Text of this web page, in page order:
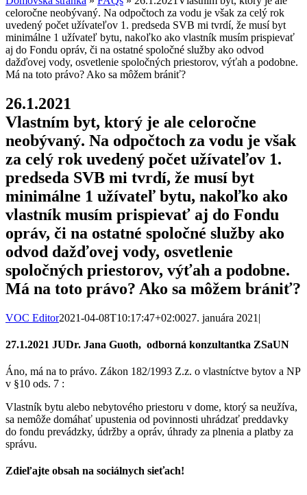
celoročne neobývaný. Na odpočtoch za vodu je však za celý rok
uvedený počet užívateľov 1. predseda SVB mi tvrdí, že musí byt
minimálne 1 užívateľ bytu, nakoľko ako vlastník musím prispievať
aj do Fondu opráv, či na ostatné spoločné služby ako odvod
dažďovej vody, osvetlenie spoločných priestorov, výťah a podobne.
Má na toto právo? Ako sa môžem brániť?
26.1.2021
Vlastním byt, ktorý je ale celoročne
neobývaný. Na odpočtoch za vodu je však
za celý rok uvedený počet užívateľov 1.
predseda SVB mi tvrdí, že musí byt
minimálne 1 užívateľ bytu, nakoľko ako
vlastník musím prispievať aj do Fondu
opráv, či na ostatné spoločné služby ako
odvod dažďovej vody, osvetlenie
spoločných priestorov, výťah a podobne.
Má na toto právo? Ako sa môžem brániť?
VOC Editor2021-04-08T10:17:47+02:0027. januára 2021 |
27.1.2021 JUDr. Jana Guoth, odborná konzultantka ZSaUN
Áno, má na to právo. Zákon 182/1993 Z.z. o vlastníctve bytov a NP
v §10 ods. 7 :
Vlastník bytu alebo nebytového priestoru v dome, ktorý sa neužíva,
sa nemôže domáhať upustenia od povinnosti uhrádzať preddavky
do fondu prevádzky, údržby a opráv, úhrady za plnenia a platby za
správu.
Zdieľajte obsah na sociálnych sieťach!